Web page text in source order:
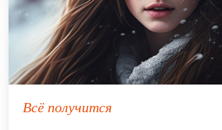
Всё получится